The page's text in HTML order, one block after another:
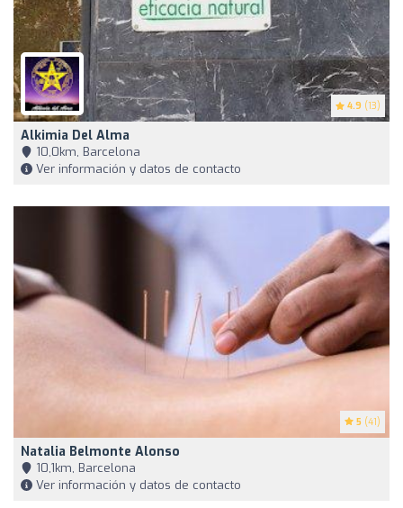
4.9 (13)
Alkimia Del Alma
10,0km, Barcelona
Ver información y datos de contacto
5 (41)
Natalia Belmonte Alonso
10,1km, Barcelona
Ver información y datos de contacto